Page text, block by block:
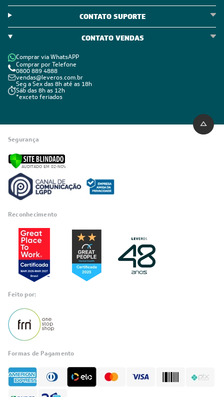
CONTATO SUPORTE
CONTATO VENDAS
Comprar via WhatsAPP
Comprar por Telefone
0800 889 4888
vendas@leveros.com.br
Seg a Sex das 8h até as 18h
Sáb das 8h as 12h
*exceto feriados
Segurança
Reconhecimento
Feito por:
Formas de Pagamento
Fale com a LIA